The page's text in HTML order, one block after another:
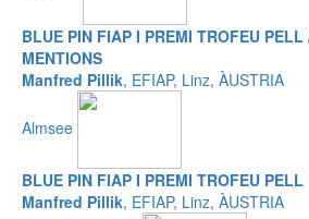
BLUE PIN FIAP I PREMI TROFEU
MENTIONS
Manfred Pillik, EFIAP, Linz, ÀUSTRIA
Almsee
BLUE PIN FIAP I PREMI TROFEU PELL
Manfred Pillik, EFIAP, Linz, ÀUSTRIA